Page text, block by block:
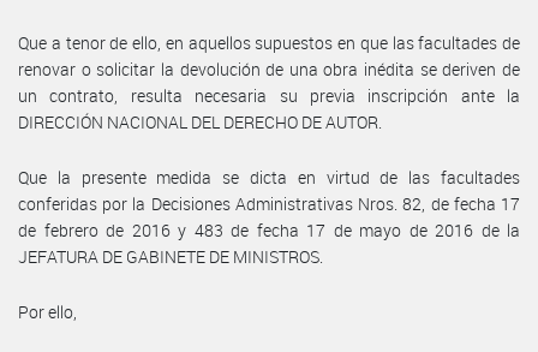
Que a tenor de ello, en aquellos supuestos en que las facultades de
renovar o solicitar la devolución de una obra inédita se deriven de
un contrato, resulta necesaria su previa inscripción ante la
DIRECCIÓN NACIONAL DEL DERECHO DE AUTOR.
Que la presente medida se dicta en virtud de las facultades
conferidas por la Decisiones Administrativas Nros. 82, de fecha 17
de febrero de 2016 y 483 de fecha 17 de mayo de 2016 de la
JEFATURA DE GABINETE DE MINISTROS.
Por ello,